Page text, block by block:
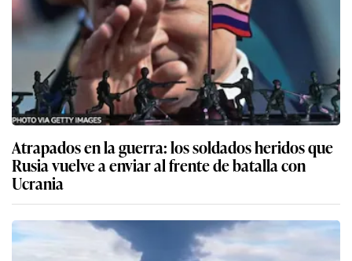
Atrapados en la guerra: los soldados heridos que
Rusia vuelve a enviar al frente de batalla con
Ucrania